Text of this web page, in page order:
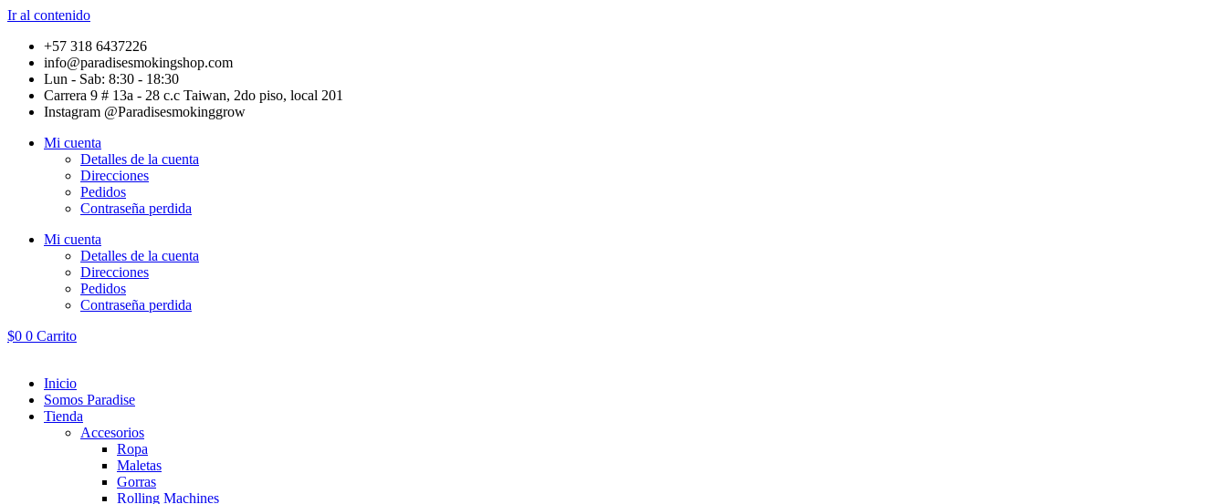
Ir al contenido
+57 318 6437226
info@paradisesmokingshop.com
Lun - Sab: 8:30 - 18:30
Carrera 9 # 13a - 28 c.c Taiwan, 2do piso, local 201
Instagram @Paradisesmokinggrow
Mi cuenta
Detalles de la cuenta
Direcciones
Pedidos
Contraseña perdida
Mi cuenta
Detalles de la cuenta
Direcciones
Pedidos
Contraseña perdida
$0 0 Carrito
Inicio
Somos Paradise
Tienda
Accesorios
Ropa
Maletas
Gorras
Rolling Machines